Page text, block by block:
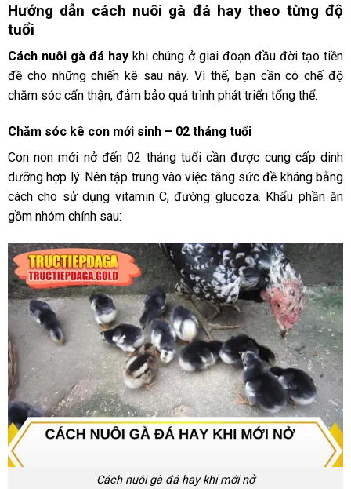
Hướng dẫn cách nuôi gà đá hay theo từng độ
tuổi
Cách nuôi gà đá haykhi chúng ở giai đoạn đầu đời tạo tiền
đề cho những chiến kê sau này. Vì thế, bạn cần có chế độ
chăm sóc cẩn thận, đảm bảo quá trình phát triển tổng thể.
Chăm sóc kê con mới sinh – 02 tháng tuổi
Con non mới nở đến 02 tháng tuổi cần được cung cấp dinh
dưỡng hợp lý. Nên tập trung vào việc tăng sức đề kháng bằng
cách cho sử dụng vitamin C, đường glucoza. Khẩu phần ăn
gồm nhóm chính sau:
Cách nuôi gà đá hay khi mới nở